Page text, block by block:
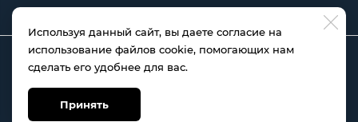
Используя данный сайт, вы даете согласие на
использование файлов cookie, помогающих нам
сделать его удобнее для вас.
Принять
Topklimat72@gmail.com